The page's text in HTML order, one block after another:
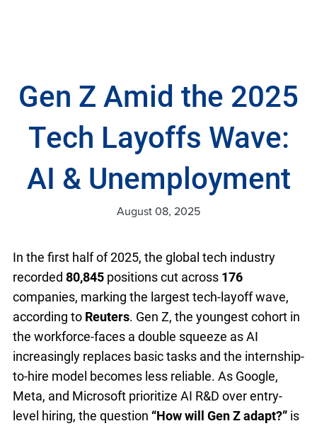
Gen Z Amid the 2025
Tech Layoffs Wave:
AI & Unemployment
August 08, 2025
In the first half of 2025, the global tech industry
recorded 80,845positions cut across 176
companies, marking the largest tech-layoff wave,
according to Reuters. Gen Z, the youngest cohort in
the workforce-faces a double squeeze as AI
increasingly replaces basic tasks and the internship-
to-hire model becomes less reliable. As Google,
Meta, and Microsoft prioritize AI R&D over entry-
level hiring, the question “How will Gen Z adapt?”is